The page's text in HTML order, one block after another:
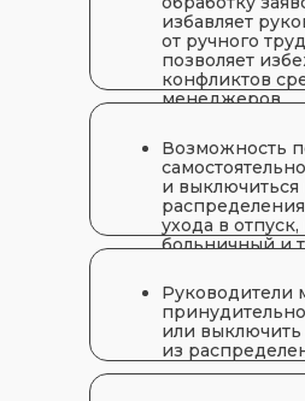
избавляет
от ручного
позволяет
конфликтов
менеджеров.
Возможность
и выключиться
распределения
ухода в отпуск,
больничный и
Руководители
или
из
РАССЧИТАТЬ